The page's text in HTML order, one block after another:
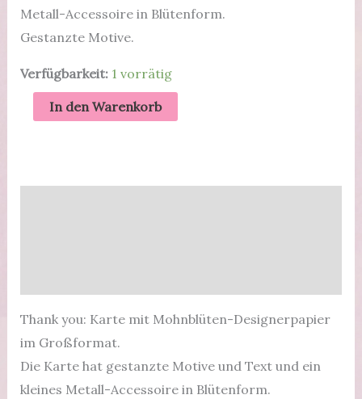
Metall-Accessoire in Blütenform.
Gestanzte Motive.
Verfügbarkeit: 1 vorrätig
Thank
you
Menge
In den Warenkorb
Thank you: Karte mit Mohnblüten-Designerpapier
im Großformat.
Die Karte hat gestanzte Motive und Text und ein
kleines Metall-Accessoire in Blütenform.